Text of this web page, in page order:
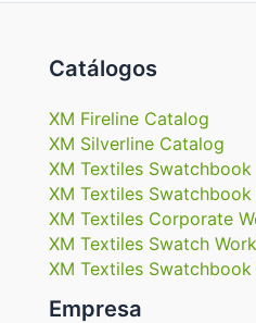
Catálogos
XM Fireline Catalog
XM Silverline Catalog
XM Textiles Swatchbook
XM Textiles Swatchbook
XM Textiles Corporate
XM Textiles Swatch
XM Textiles
Empresa